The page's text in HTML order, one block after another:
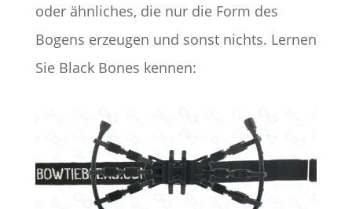
oder ähnliches, die nur die Form des
Bogens erzeugen und sonst nichts. Lernen
Sie Black Bones kennen: